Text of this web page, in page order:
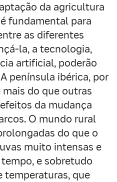
da agricultura
fundamental para
as diferentes
la, a tecnologia,
artificial, poderão
península ibérica, por
do que outras
da mudança
O mundo rural
do que o
muito intensas e
e sobretudo
temperaturas, que